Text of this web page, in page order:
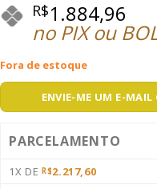
R$1.884,96
no PIX ou
Fora de estoque
ENVIE-ME UM E-
PARCELAMENTO
1X DE R$2.217,60